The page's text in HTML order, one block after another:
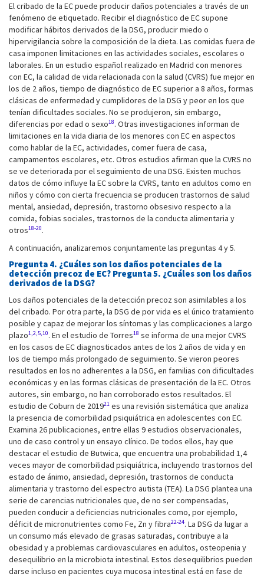
El cribado de la EC puede producir daños potenciales a través de un
fenómeno de etiquetado. Recibir el diagnóstico de EC supone
modificar hábitos derivados de la DSG, producir miedo o
hipervigilancia sobre la composición de la dieta. Las comidas fuera de
casa imponen limitaciones en las actividades sociales, escolares o
laborales. En un estudio español realizado en Madrid con menores
con EC, la calidad de vida relacionada con la salud (CVRS) fue mejor en
los de 2 años, tiempo de diagnóstico de EC superior a 8 años, formas
clásicas de enfermedad y cumplidores de la DSG y peor en los que
tenían dificultades sociales. No se produjeron, sin embargo,
diferencias por edad o sexo18. Otras investigaciones informan de
limitaciones en la vida diaria de los menores con EC en aspectos
como hablar de la EC, actividades, comer fuera de casa,
campamentos escolares, etc. Otros estudios afirman que la CVRS no
se ve deteriorada por el seguimiento de una DSG. Existen muchos
datos de cómo influye la EC sobre la CVRS, tanto en adultos como en
niños y cómo con cierta frecuencia se producen trastornos de salud
mental, ansiedad, depresión, trastorno obsesivo respecto a la
comida, fobias sociales, trastornos de la conducta alimentaria y
otros18-20.
A continuación, analizaremos conjuntamente las preguntas 4 y 5.
Pregunta 4. ¿Cuáles son los daños potenciales de la
detección precoz de EC? Pregunta 5. ¿Cuáles son los daños
derivados de la DSG?
Los daños potenciales de la detección precoz son asimilables a los
del cribado. Por otra parte, la DSG de por vida es el único tratamiento
posible y capaz de mejorar los síntomas y las complicaciones a largo
plazo1,2,5,10. En el estudio de Torres18 se informa de una mejor CVRS
en los casos de EC diagnosticados antes de los 2 años de vida y en
los de tiempo más prolongado de seguimiento. Se vieron peores
resultados en los no adherentes a la DSG, en familias con dificultades
económicas y en las formas clásicas de presentación de la EC. Otros
autores, sin embargo, no han corroborado estos resultados. El
estudio de Coburn de 201921 es una revisión sistemática que analiza
la presencia de comorbilidad psiquiátrica en adolescentes con EC.
Examina 26 publicaciones, entre ellas 9 estudios observacionales,
uno de caso control y un ensayo clínico. De todos ellos, hay que
destacar el estudio de Butwica, que encuentra una probabilidad 1,4
veces mayor de comorbilidad psiquiátrica, incluyendo trastornos del
estado de ánimo, ansiedad, depresión, trastornos de conducta
alimentaria y trastorno del espectro autista (TEA). La DSG plantea una
serie de carencias nutricionales que, de no ser compensadas,
pueden conducir a deficiencias nutricionales como, por ejemplo,
déficit de micronutrientes como Fe, Zn y fibra22-24. La DSG da lugar a
un consumo más elevado de grasas saturadas, contribuye a la
obesidad y a problemas cardiovasculares en adultos, osteopenia y
desequilibrio en la microbiota intestinal. Estos desequilibrios pueden
darse incluso en pacientes cuya mucosa intestinal está en fase de